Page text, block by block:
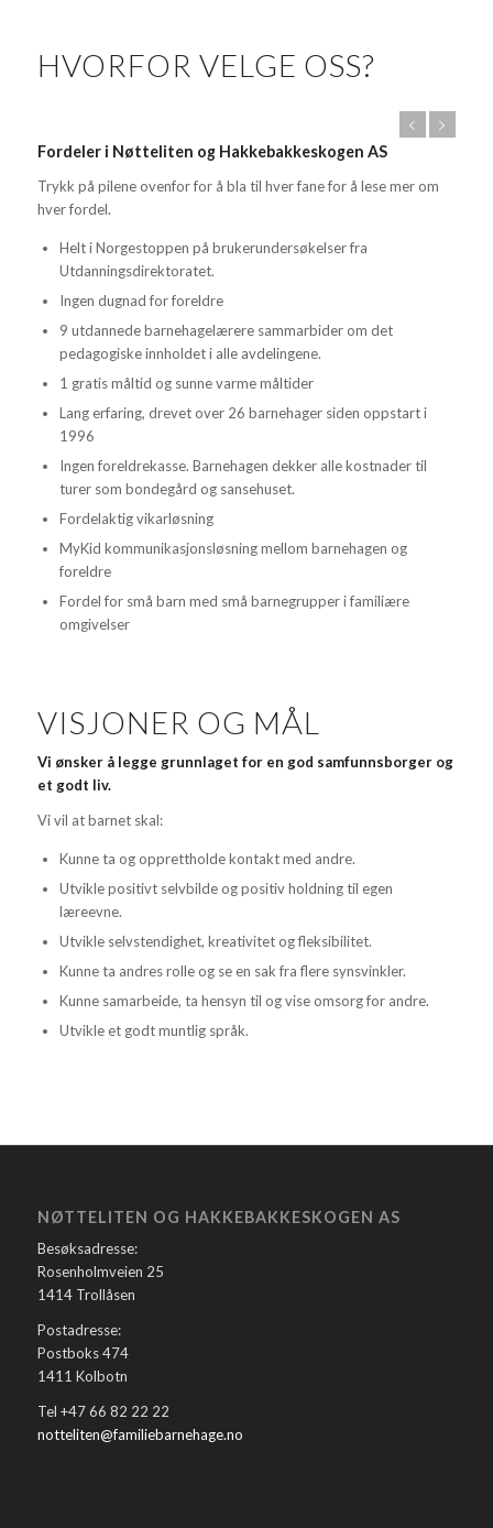
HVORFOR VELGE OSS?
Fordeler i Nøtteliten og Hakkebakkeskogen AS
Trykk på pilene ovenfor for å bla til hver fane for å lese mer om
hver fordel.
Helt i Norgestoppen på brukerundersøkelser fra
Utdanningsdirektoratet.
Ingen dugnad for foreldre
9 utdannede barnehagelærere sammarbider om det
pedagogiske innholdet i alle avdelingene.
1 gratis måltid og sunne varme måltider
Lang erfaring, drevet over 26 barnehager siden oppstart i
1996
Ingen foreldrekasse. Barnehagen dekker alle kostnader til
turer som bondegård og sansehuset.
Fordelaktig vikarløsning
MyKid kommunikasjonsløsning mellom barnehagen og
foreldre
Fordel for små barn med små barnegrupper i familiære
omgivelser
VISJONER OG MÅL
Vi ønsker å legge grunnlaget for en god samfunnsborger og
et godt liv.
Vi vil at barnet skal:
Kunne ta og opprettholde kontakt med andre.
Utvikle positivt selvbilde og positiv holdning til egen
læreevne.
Utvikle selvstendighet, kreativitet og fleksibilitet.
Kunne ta andres rolle og se en sak fra flere synsvinkler.
Kunne samarbeide, ta hensyn til og vise omsorg for andre.
Utvikle et godt muntlig språk.
NØTTELITEN OG HAKKEBAKKESKOGEN AS
Besøksadresse:
Rosenholmveien 25
1414 Trollåsen
Postadresse:
Postboks 474
1411 Kolbotn
Tel +47 66 82 22 22
notteliten@familiebarnehage.no